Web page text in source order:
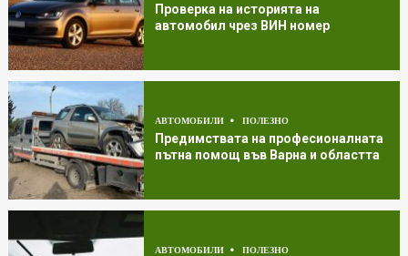
Проверка на историята на
автомобил чрез ВИН номер
АВТОМОБИЛИ ПОЛЕЗНО
Предимствата на професионалната
пътна помощ във Варна и областта
АВТОМОБИЛИ ПОЛЕЗНО